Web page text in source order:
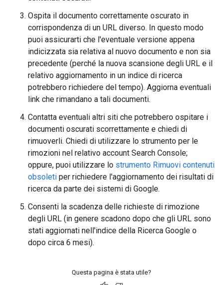
Ospita il documento correttamente oscurato in
corrispondenza di un URL diverso. In questo modo
puoi assicurarti che l'eventuale versione appena
indicizzata sia relativa al nuovo documento e non sia
precedente (perché la nuova scansione degli URL e il
relativo aggiornamento in un indice di ricerca
potrebbero richiedere del tempo). Aggiorna eventuali
link che rimandano a tali documenti.
Contatta eventuali altri siti che potrebbero ospitare i
documenti oscurati scorrettamente e chiedi di
rimuoverli. Chiedi di utilizzare lo strumento per le
rimozioni nel relativo account Search Console;
oppure, puoi utilizzare lo strumento Rimuovi contenuti
obsoleti per richiedere l'aggiornamento dei risultati di
ricerca da parte dei sistemi di Google.
Consenti la scadenza delle richieste di rimozione
degli URL (in genere scadono dopo che gli URL sono
stati aggiornati nell'indice della Ricerca Google o
dopo circa 6 mesi).
Questa pagina è stata utile?